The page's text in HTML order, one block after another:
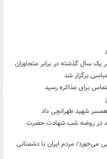
یک سال گذشته در برابر متجاوزان
برگزار شد
برای مذاکره رسید
شهید طهرانچی داد
در روضه شب شهادت حضرت
مردم ایران با دشمنانی